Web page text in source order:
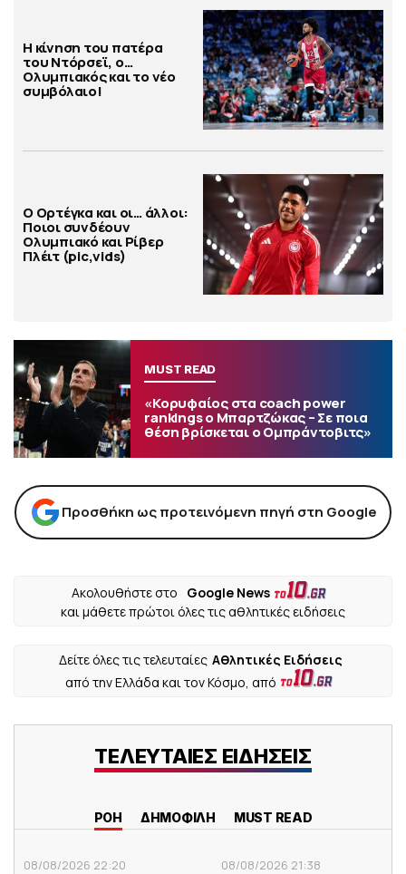
Η κίνηση του πατέρα
του Ντόρσεϊ, ο…
Ολυμπιακός και το νέο
συμβόλαιο!
Ο Ορτέγκα και οι… άλλοι:
Ποιοι συνδέουν
Ολυμπιακό και Ρίβερ
Πλέιτ (pic,vids)
MUST READ
«Κορυφαίος στα coach power
rankings ο Μπαρτζώκας – Σε ποια
θέση βρίσκεται ο Ομπράντοβιτς»
Προσθήκη ως προτεινόμενη πηγή στη Google
Ακολουθήστε στο
Google News
και μάθετε πρώτοι όλες τις αθλητικές ειδήσεις
Δείτε όλες τις τελευταίες Αθλητικές Ειδήσεις
από την Ελλάδα και τον Κόσμο, από
ΤΕΛΕΥΤΑΙΕΣ ΕΙΔΗΣΕΙΣ
ΡΟΗ ΔΗΜΟΦΙΛΗ MUST READ
08/08/2026 22:20 08/08/2026 21:38